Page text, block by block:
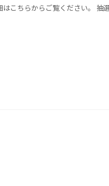
こちらからご覧ください。 抽